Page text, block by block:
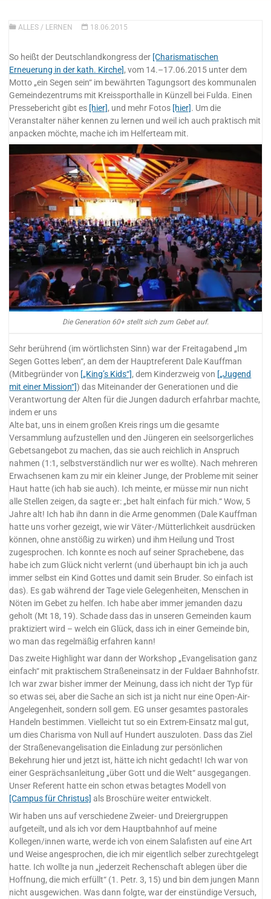
ALLES / LERNEN 18.06.2015
So heißt der Deutschlandkongress der [Charismatischen
Erneuerung in der kath. Kirche], vom 14.–17.06.2015 unter dem
Motto „ein Segen sein“ im bewährten Tagungsort des kommunalen
Gemeindezentrums mit Kreissporthalle in Künzell bei Fulda. Einen
Pressebericht gibt es [hier], und mehr Fotos [hier]. Um die
Veranstalter näher kennen zu lernen und weil ich auch praktisch mit
anpacken möchte, mache ich im Helferteam mit.
Die Generation 60+ stellt sich zum Gebet auf.
Sehr berührend (im wörtlichsten Sinn) war der Freitagabend „Im
Segen Gottes leben“, an dem der Hauptreferent Dale Kauffman
(Mitbegründer von [„King’s Kids“], dem Kinderzweig von [„Jugend
mit einer Mission“]) das Miteinander der Generationen und die
Verantwortung der Alten für die Jungen dadurch erfahrbar machte,
indem er uns
Alte bat, uns in einem großen Kreis rings um die gesamte
Versammlung aufzustellen und den Jüngeren ein seelsorgerliches
Gebetsangebot zu machen, das sie auch reichlich in Anspruch
nahmen (1:1, selbstverständlich nur wer es wollte). Nach mehreren
Erwachsenen kam zu mir ein kleiner Junge, der Probleme mit seiner
Haut hatte (ich hab sie auch). Ich meinte, er müsse mir nun nicht
alle Stellen zeigen, da sagte er: „bet halt einfach für mich.“ Wow, 5
Jahre alt! Ich hab ihn dann in die Arme genommen (Dale Kauffman
hatte uns vorher gezeigt, wie wir Väter-/Mütterlichkeit ausdrücken
können, ohne anstößig zu wirken) und ihm Heilung und Trost
zugesprochen. Ich konnte es noch auf seiner Sprachebene, das
habe ich zum Glück nicht verlernt (und überhaupt bin ich ja auch
immer selbst ein Kind Gottes und damit sein Bruder. So einfach ist
das). Es gab während der Tage viele Gelegenheiten, Menschen in
Nöten im Gebet zu helfen. Ich habe aber immer jemanden dazu
geholt (Mt 18, 19). Schade dass das in unseren Gemeinden kaum
praktiziert wird – welch ein Glück, dass ich in einer Gemeinde bin,
wo man das regelmäßig erfahren kann!
Das zweite Highlight war dann der Workshop „Evangelisation ganz
einfach“ mit praktischem Straßeneinsatz in der Fuldaer Bahnhofstr.
Ich war zwar bisher immer der Meinung, dass ich nicht der Typ für
so etwas sei, aber die Sache an sich ist ja nicht nur eine Open-Air-
Angelegenheit, sondern soll gem. EG unser gesamtes pastorales
Handeln bestimmen. Vielleicht tut so ein Extrem-Einsatz mal gut,
um dies Charisma von Null auf Hundert auszuloten. Dass das Ziel
der Straßenevangelisation die Einladung zur persönlichen
Bekehrung hier und jetzt ist, hätte ich nicht gedacht! Ich war von
einer Gesprächsanleitung „über Gott und die Welt“ ausgegangen.
Unser Referent hatte ein schon etwas betagtes Modell von
[Campus für Christus] als Broschüre weiter entwickelt.
Wir haben uns auf verschiedene Zweier- und Dreiergruppen
aufgeteilt, und als ich vor dem Hauptbahnhof auf meine
Kollegen/innen warte, werde ich von einem Salafisten auf eine Art
und Weise angesprochen, die ich mir eigentlich selber zurechtgelegt
hatte. Ich wollte ja nun „jederzeit Rechenschaft ablegen über die
Hoffnung, die mich erfüllt“ (1. Petr. 3, 15) und bin dem jungen Mann
nicht ausgewichen. Was dann folgte, war der einstündige Versuch,